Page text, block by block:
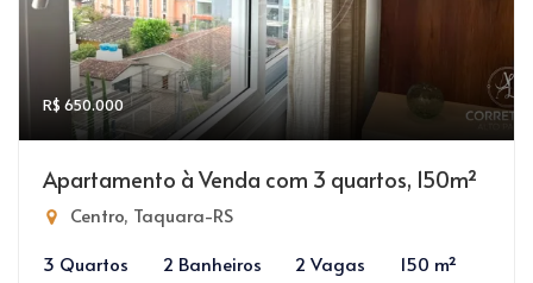
R$ 650.000
Apartamento à Venda com 3 quartos, 150m²
Centro, Taquara-RS
3 Quartos
2 Banheiros 2 Vagas 150 m²